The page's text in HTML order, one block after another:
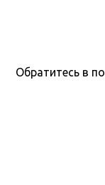
Обратитесь в